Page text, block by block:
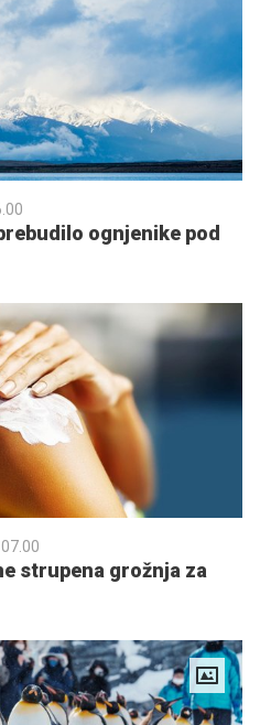
ognjenike pod
strupena grožnja za